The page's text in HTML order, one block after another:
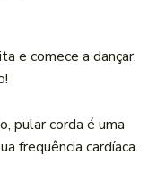
e comece a dançar.
pular corda é uma
frequência cardíaca.